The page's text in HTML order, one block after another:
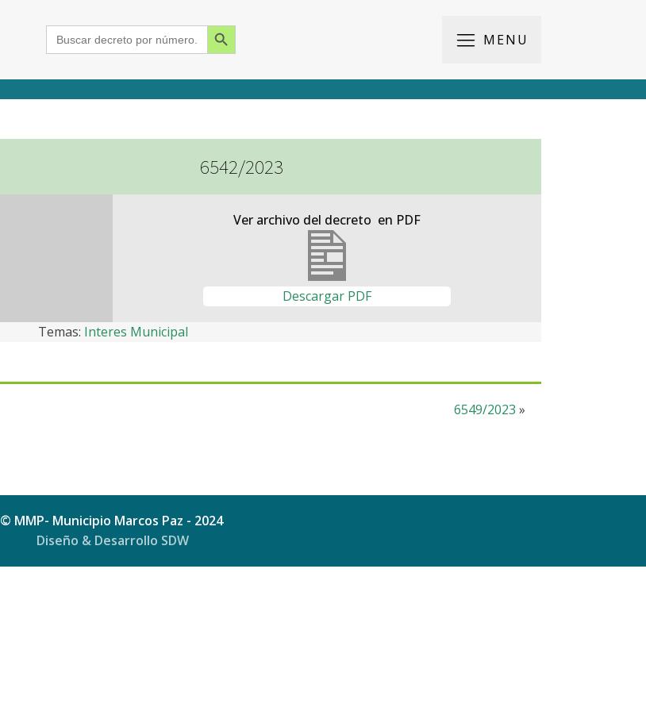
Search
for:
Search Button
MENU
2018
2017
2016
2015
6542/2023
Ver archivo del decreto en PDF
Descargar PDF
Temas: Interes Municipal
6549/2023 »
© MMP- Municipio Marcos Paz - 2024
Diseño & Desarrollo SDW